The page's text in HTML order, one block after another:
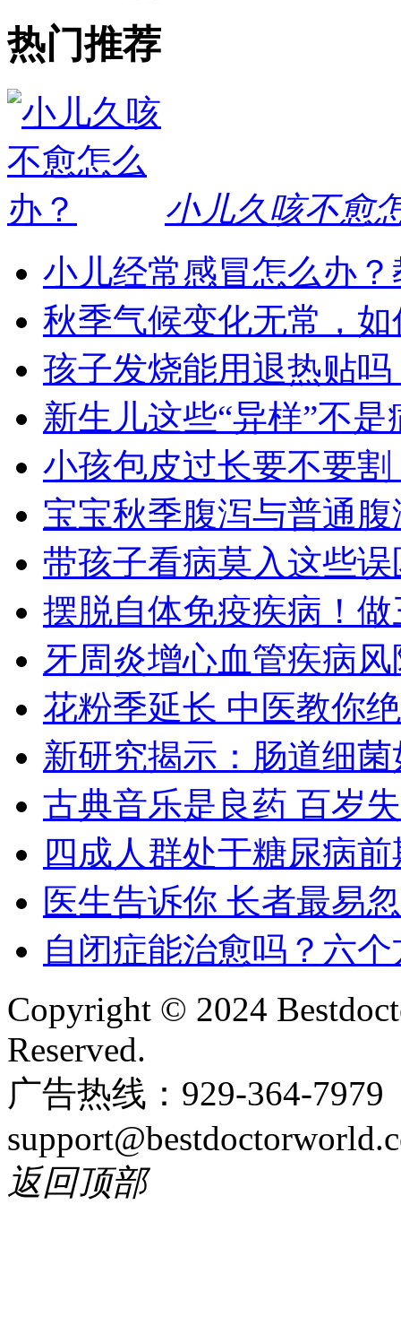
热门推荐
小儿久咳不愈
小儿经常感冒怎么办
秋季气候变化无常，
孩子发烧能用退热贴
新生儿这些“异样”不是
小孩包皮过长要不要割
宝宝秋季腹泻与普通
带孩子看病莫入这些误
摆脱自体免疫疾病！
牙周炎增心血管疾病
花粉季延长 中医教你
新研究揭示：肠道细
古典音乐是良药 百岁
四成人群处于糖尿病
医生告诉你 长者最易
自闭症能治愈吗？六
Copyright © 2024
Reserved.
广告热线：929-364-
返回顶部